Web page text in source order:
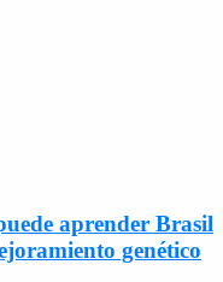
aprender Brasil
genético